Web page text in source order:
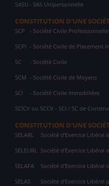
SASU - SAS Unipersonnelle
CONSTITUTION D'UNE
SCP - Société Civile Professionnelle
SCPI - Société Civile de Placement
SC - Société Civile
SCM - Société Civile de Moyens
SCI - Société Civile Immobilière
SCICV ou SCCV - SCI / SC de
CONSTITUTION D'UNE
SELARL Société d'Exercice Libéral
SELEURL Société d'Exercice Libéral
SELAFA Société d'Exercice Libéral
SELAS Société d'Exercice Libéral